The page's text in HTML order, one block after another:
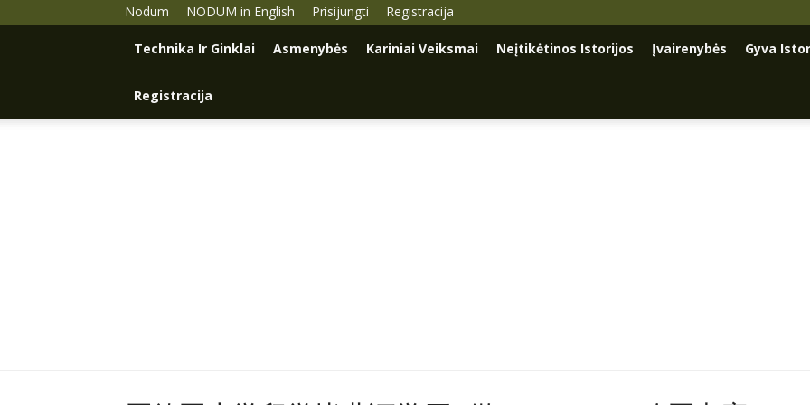
Nodum NODUM in English Prisijungti Registracija
Technika Ir Ginklai Asmenybės Kariniai Veiksmai Neįtikėtinos Istorijos Įvairenybės Gyva
Registracija